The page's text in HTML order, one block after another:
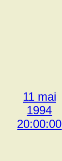
11 mai
1994
20:00:00